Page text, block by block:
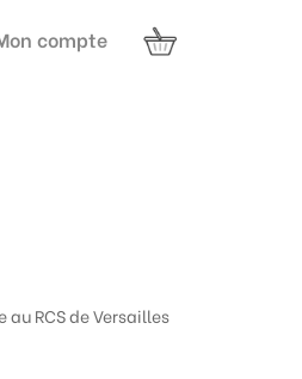
compte
RCS de Versailles